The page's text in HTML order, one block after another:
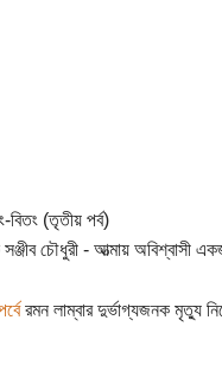
বিতং (তৃতীয় পর্ব)
চৌধুরী - আত্মায় অবিশ্বাসী
রমন লাম্বার দুর্ভাগ্যজনক মৃত্যু